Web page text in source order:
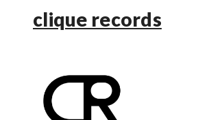
clique records